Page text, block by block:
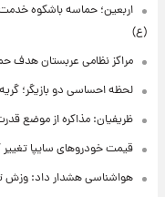
اربعین؛ حماسه باشکوه
(ع)
مراکز نظامی عربستان هدف
لحظه احساسی دو بازیگر؛
ظریفیان: مذاکره از موضع
قیمت خودروهای سایپا تغییر کرد؛
هواشناسی هشدار داد: وزش تندباد،